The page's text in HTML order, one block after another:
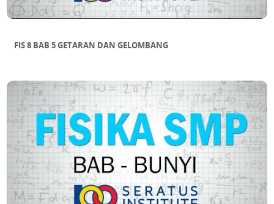
FIS 8 BAB 5 GETARAN DAN GELOMBANG